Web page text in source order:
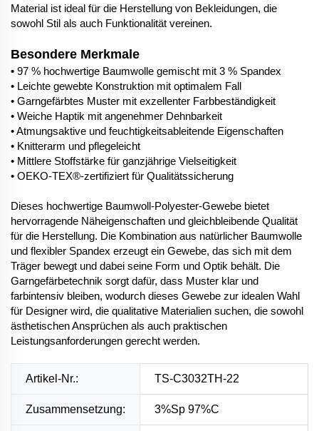
Material ist ideal für die Herstellung von Bekleidungen, die
sowohl Stil als auch Funktionalität vereinen.
Besondere Merkmale
• 97 % hochwertige Baumwolle gemischt mit 3 % Spandex
• Leichte gewebte Konstruktion mit optimalem Fall
• Garngefärbtes Muster mit exzellenter Farbbeständigkeit
• Weiche Haptik mit angenehmer Dehnbarkeit
• Atmungsaktive und feuchtigkeitsableitende Eigenschaften
• Knitterarm und pflegeleicht
• Mittlere Stoffstärke für ganzjährige Vielseitigkeit
• OEKO-TEX®-zertifiziert für Qualitätssicherung
Dieses hochwertige Baumwoll-Polyester-Gewebe bietet
hervorragende Näheigenschaften und gleichbleibende Qualität
für die Herstellung. Die Kombination aus natürlicher Baumwolle
und flexibler Spandex erzeugt ein Gewebe, das sich mit dem
Träger bewegt und dabei seine Form und Optik behält. Die
Garngefärbetechnik sorgt dafür, dass Muster klar und
farbintensiv bleiben, wodurch dieses Gewebe zur idealen Wahl
für Designer wird, die qualitative Materialien suchen, die sowohl
ästhetischen Ansprüchen als auch praktischen
Leistungsanforderungen gerecht werden.
Artikel-Nr.: TS-C3032TH-22
Zusammensetzung: 3%Sp 97%C